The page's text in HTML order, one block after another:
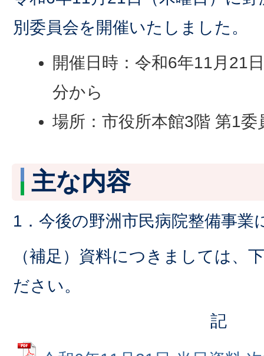
別委員会を開催いたしました。
開催日時：令和6年11月21
分から
場所：市役所本館3階 第1委
主な内容
1．今後の野洲市民病院整備事業
（補足）資料につきましては、
ださい。
記